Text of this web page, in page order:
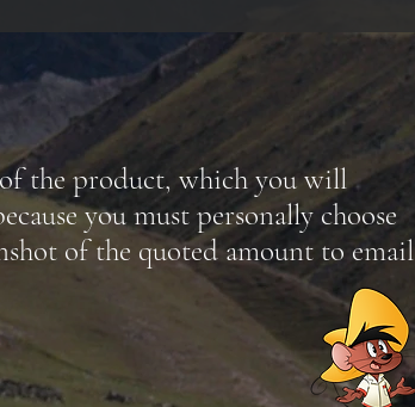
the product, which you will
you must personally choose
of the quoted amount to email